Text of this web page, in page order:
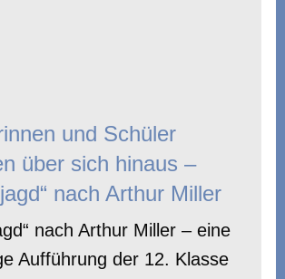
und Schüler
über sich hinaus –
nach Arthur Miller
nach Arthur Miller – eine
Aufführung der 12. Klasse